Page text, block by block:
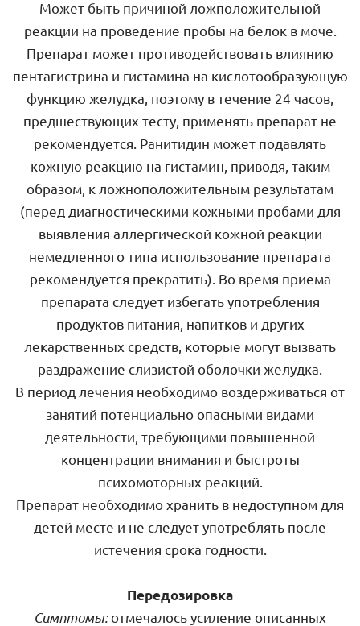
Может быть причиной ложположительной
реакции на проведение пробы на белок в моче.
Препарат может противодействовать влиянию
пентагистрина и гистамина на кислотообразующую
функцию желудка, поэтому в течение 24 часов,
предшествующих тесту, применять препарат не
рекомендуется. Ранитидин может подавлять
кожную реакцию на гистамин, приводя, таким
образом, к ложноположительным результатам
(перед диагностическими кожными пробами для
выявления аллергической кожной реакции
немедленного типа использование препарата
рекомендуется прекратить). Во время приема
препарата следует избегать употребления
продуктов питания, напитков и других
лекарственных средств, которые могут вызвать
раздражение слизистой оболочки желудка.
В период лечения необходимо воздерживаться от
занятий потенциально опасными видами
деятельности, требующими повышенной
концентрации внимания и быстроты
психомоторных реакций.
Препарат необходимо хранить в недоступном для
детей месте и не следует употреблять после
истечения срока годности.
Передозировка
Симптомы:отмечалось усиление описанных